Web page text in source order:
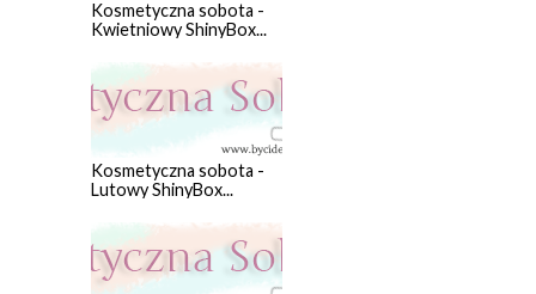
Kosmetyczna sobota -
Kwietniowy ShinyBox...
Kosmetyczna sobota -
Lutowy ShinyBox...